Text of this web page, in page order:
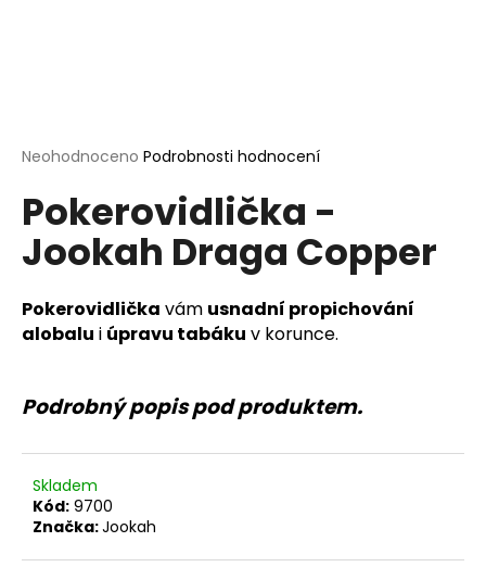
Průměrné
produktu
je
0,0
z
hvězdiček.
Neohodnoceno Podrobnosti hodnocení
Pokerovidlička -
Jookah Draga Copper
Pokerovidlička vám usnadní propichování
alobalu i úpravu tabáku v korunce.
Podrobný popis pod produktem.
Skladem
Kód: 9700
Značka:Jookah
HLEDAT
D
p
o
č
u